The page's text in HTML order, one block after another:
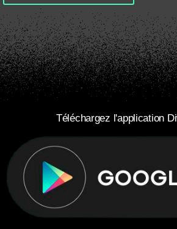
Téléchargez l'application